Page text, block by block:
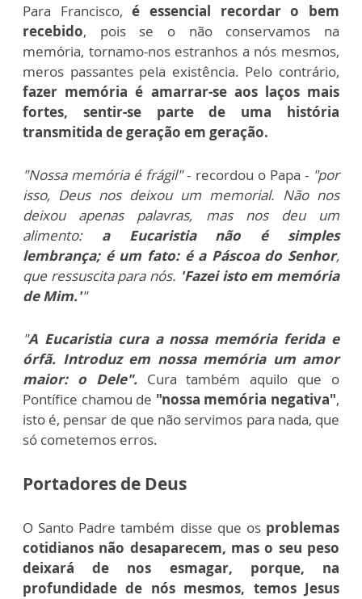
Para Francisco,é essencial recordar o bem
recebido, pois se o não conservamos na
memória, tornamo-nos estranhos a nós mesmos,
meros passantes pela existência. Pelo contrário,
fazer memória é amarrar-se aos laços mais
fortes, sentir-se parte de uma história
transmitida de geração em geração.
"Nossa memória é frágil"- recordou o Papa - "por
isso, Deus nos deixou um memorial. Não nos
deixou apenas palavras, mas nos deu um
alimento: a Eucaristia não é simples
lembrança; é um fato: é a Páscoa do Senhor,
que ressuscita para nós. 'Fazei isto em memória
de Mim.'"
"A Eucaristia cura a nossa memória ferida e
órfã. Introduz em nossa memória um amor
maior: o Dele".Cura também aquilo que o
Pontífice chamou de "nossa memória negativa",
isto é, pensar de que não servimos para nada, que
só cometemos erros.
Portadores de Deus
O Santo Padre também disse que os problemas
cotidianos não desaparecem, mas o seu peso
deixará de nos esmagar, porque, na
profundidade de nós mesmos, temos Jesus